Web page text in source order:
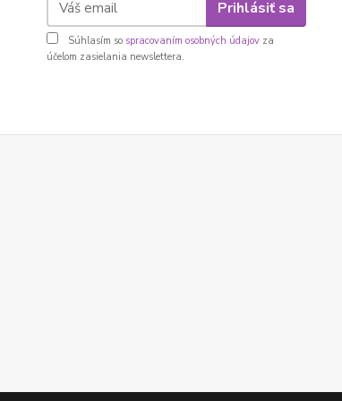
Prihlásiť sa
Súhlasím so spracovaním osobných údajov za
účelom zasielania newslettera.